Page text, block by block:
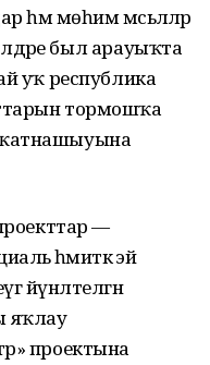
һәм мөһим мәсьәләләр
был арауыҡта
уҡ республика
тормошҡа
—
әһәмиәткә эйә
йүнәлтелгән
яҡлау
проектына